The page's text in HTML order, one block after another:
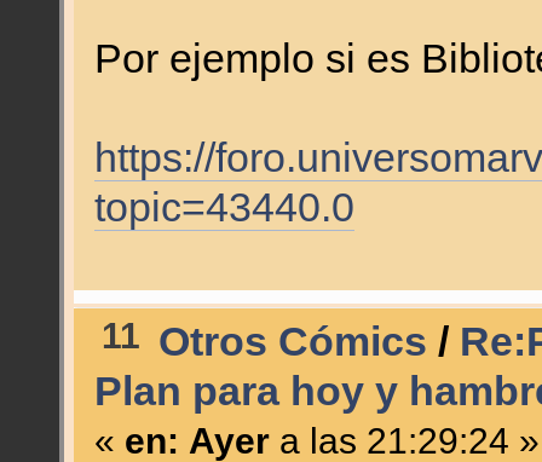
Por ejemplo si es
https://
topic=43440.0
11 Otros Cómics /
Plan para hoy y
« en: Ayera las 21:29:24 »